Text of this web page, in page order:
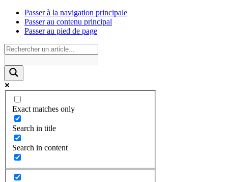
Passer à la navigation principale
Passer au contenu principal
Passer au pied de page
Exact matches only
Search in title
Search in content